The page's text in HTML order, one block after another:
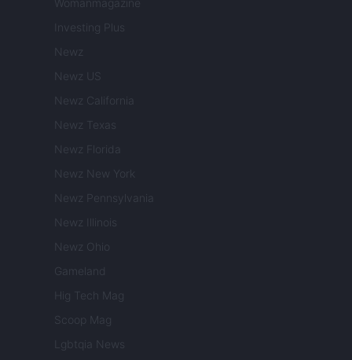
Investing Plus
Newz
Newz US
Newz California
Newz Texas
Newz Florida
Newz New York
Newz Pennsylvania
Newz Illinois
Newz Ohio
Gameland
Hig Tech Mag
Scoop Mag
Lgbtqia News